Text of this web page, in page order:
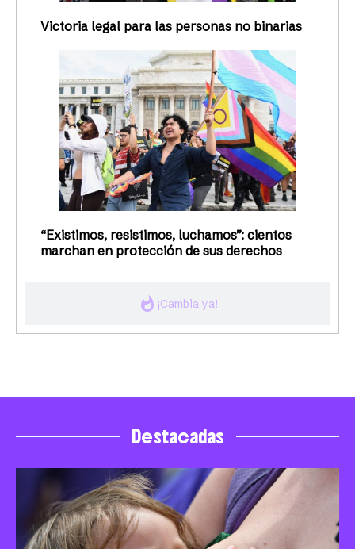
whatshot ¡Cambia ya!
Victoria legal para las personas no binarias
“Existimos, resistimos, luchamos”: cientos
marchan en protección de sus derechos
Destacadas